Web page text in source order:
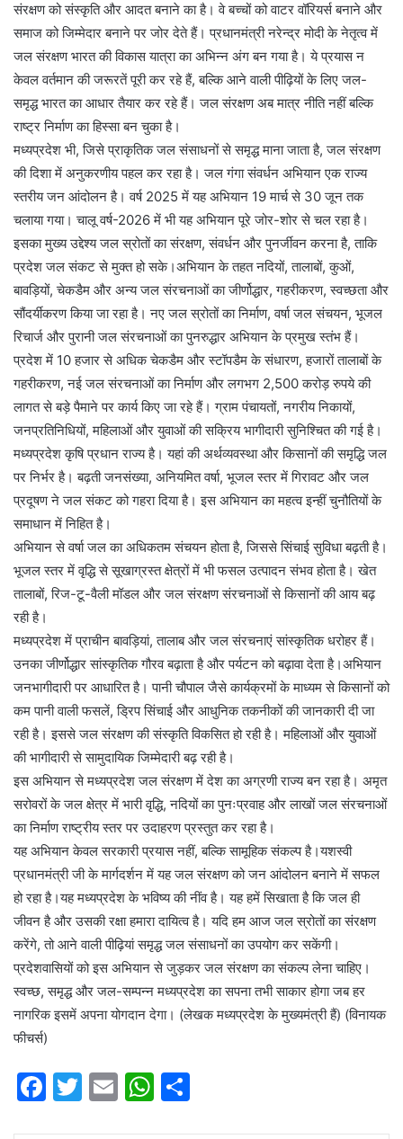
संरक्षण को संस्कृति और आदत बनाने का है। वे बच्चों को वाटर वॉरियर्स बनाने और
समाज को जिम्मेदार बनाने पर जोर देते हैं। प्रधानमंत्री नरेन्द्र मोदी के नेतृत्व में
जल संरक्षण भारत की विकास यात्रा का अभिन्न अंग बन गया है। ये प्रयास न
केवल वर्तमान की जरूरतें पूरी कर रहे हैं, बल्कि आने वाली पीढ़ियों के लिए जल-
समृद्ध भारत का आधार तैयार कर रहे हैं। जल संरक्षण अब मात्र नीति नहीं बल्कि
राष्ट्र निर्माण का हिस्सा बन चुका है।
मध्यप्रदेश भी, जिसे प्राकृतिक जल संसाधनों से समृद्ध माना जाता है, जल संरक्षण
की दिशा में अनुकरणीय पहल कर रहा है। जल गंगा संवर्धन अभियान एक राज्य
स्तरीय जन आंदोलन है। वर्ष 2025 में यह अभियान 19 मार्च से 30 जून तक
चलाया गया। चालू वर्ष-2026 में भी यह अभियान पूरे जोर-शोर से चल रहा है।
इसका मुख्य उद्देश्य जल स्रोतों का संरक्षण, संवर्धन और पुनर्जीवन करना है, ताकि
प्रदेश जल संकट से मुक्त हो सके।अभियान के तहत नदियों, तालाबों, कुओं,
बावड़ियों, चेकडैम और अन्य जल संरचनाओं का जीर्णोद्धार, गहरीकरण, स्वच्छता और
सौंदर्यीकरण किया जा रहा है। नए जल स्रोतों का निर्माण, वर्षा जल संचयन, भूजल
रिचार्ज और पुरानी जल संरचनाओं का पुनरुद्धार अभियान के प्रमुख स्तंभ हैं।
प्रदेश में 10 हजार से अधिक चेकडैम और स्टॉपडैम के संधारण, हजारों तालाबों के
गहरीकरण, नई जल संरचनाओं का निर्माण और लगभग 2,500 करोड़ रुपये की
लागत से बड़े पैमाने पर कार्य किए जा रहे हैं। ग्राम पंचायतों, नगरीय निकायों,
जनप्रतिनिधियों, महिलाओं और युवाओं की सक्रिय भागीदारी सुनिश्चित की गई है।
मध्यप्रदेश कृषि प्रधान राज्य है। यहां की अर्थव्यवस्था और किसानों की समृद्धि जल
पर निर्भर है। बढ़ती जनसंख्या, अनियमित वर्षा, भूजल स्तर में गिरावट और जल
प्रदूषण ने जल संकट को गहरा दिया है। इस अभियान का महत्व इन्हीं चुनौतियों के
समाधान में निहित है।
अभियान से वर्षा जल का अधिकतम संचयन होता है, जिससे सिंचाई सुविधा बढ़ती है।
भूजल स्तर में वृद्धि से सूखाग्रस्त क्षेत्रों में भी फसल उत्पादन संभव होता है। खेत
तालाबों, रिज-टू-वैली मॉडल और जल संरक्षण संरचनाओं से किसानों की आय बढ़
रही है।
मध्यप्रदेश में प्राचीन बावड़ियां, तालाब और जल संरचनाएं सांस्कृतिक धरोहर हैं।
उनका जीर्णोद्धार सांस्कृतिक गौरव बढ़ाता है और पर्यटन को बढ़ावा देता है।अभियान
जनभागीदारी पर आधारित है। पानी चौपाल जैसे कार्यक्रमों के माध्यम से किसानों को
कम पानी वाली फसलें, ड्रिप सिंचाई और आधुनिक तकनीकों की जानकारी दी जा
रही है। इससे जल संरक्षण की संस्कृति विकसित हो रही है। महिलाओं और युवाओं
की भागीदारी से सामुदायिक जिम्मेदारी बढ़ रही है।
इस अभियान से मध्यप्रदेश जल संरक्षण में देश का अग्रणी राज्य बन रहा है। अमृत
सरोवरों के जल क्षेत्र में भारी वृद्धि, नदियों का पुनःप्रवाह और लाखों जल संरचनाओं
का निर्माण राष्ट्रीय स्तर पर उदाहरण प्रस्तुत कर रहा है।
यह अभियान केवल सरकारी प्रयास नहीं, बल्कि सामूहिक संकल्प है।यशस्वी
प्रधानमंत्री जी के मार्गदर्शन में यह जल संरक्षण को जन आंदोलन बनाने में सफल
हो रहा है।यह मध्यप्रदेश के भविष्य की नींव है। यह हमें सिखाता है कि जल ही
जीवन है और उसकी रक्षा हमारा दायित्व है। यदि हम आज जल स्रोतों का संरक्षण
करेंगे, तो आने वाली पीढ़ियां समृद्ध जल संसाधनों का उपयोग कर सकेंगी।
प्रदेशवासियों को इस अभियान से जुड़कर जल संरक्षण का संकल्प लेना चाहिए।
स्वच्छ, समृद्ध और जल-सम्पन्न मध्यप्रदेश का सपना तभी साकार होगा जब हर
नागरिक इसमें अपना योगदान देगा। (लेखक मध्यप्रदेश के मुख्यमंत्री हैं) (विनायक
फीचर्स)
F
T
E
W